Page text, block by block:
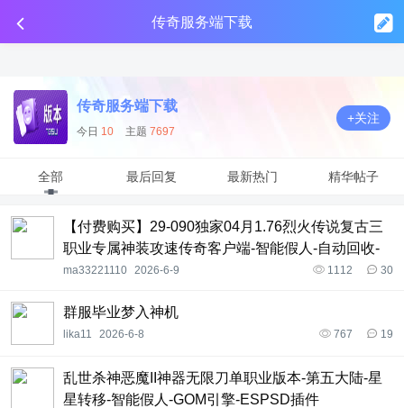
传奇工具分享 点击金币投放广告 点击金币投放广告 点击金币投放广告
传奇服务端下载
传奇服务端下载
今日 10 主题 7697
+关注
全部 最后回复 最新热门 精华帖子
【付费购买】29-090独家04月1.76烈火传说复古三
职业专属神装攻速传奇客户端-智能假人-自动回收-
五大陆_新GOM引擎
ma33221110 2026-6-9 30
1112
群服毕业梦入神机
lika11 2026-6-8 19
767
乱世杀神恶魔II神器无限刀单职业版本-第五大陆-星
星转移-智能假人-GOM引擎-ESPSD插件